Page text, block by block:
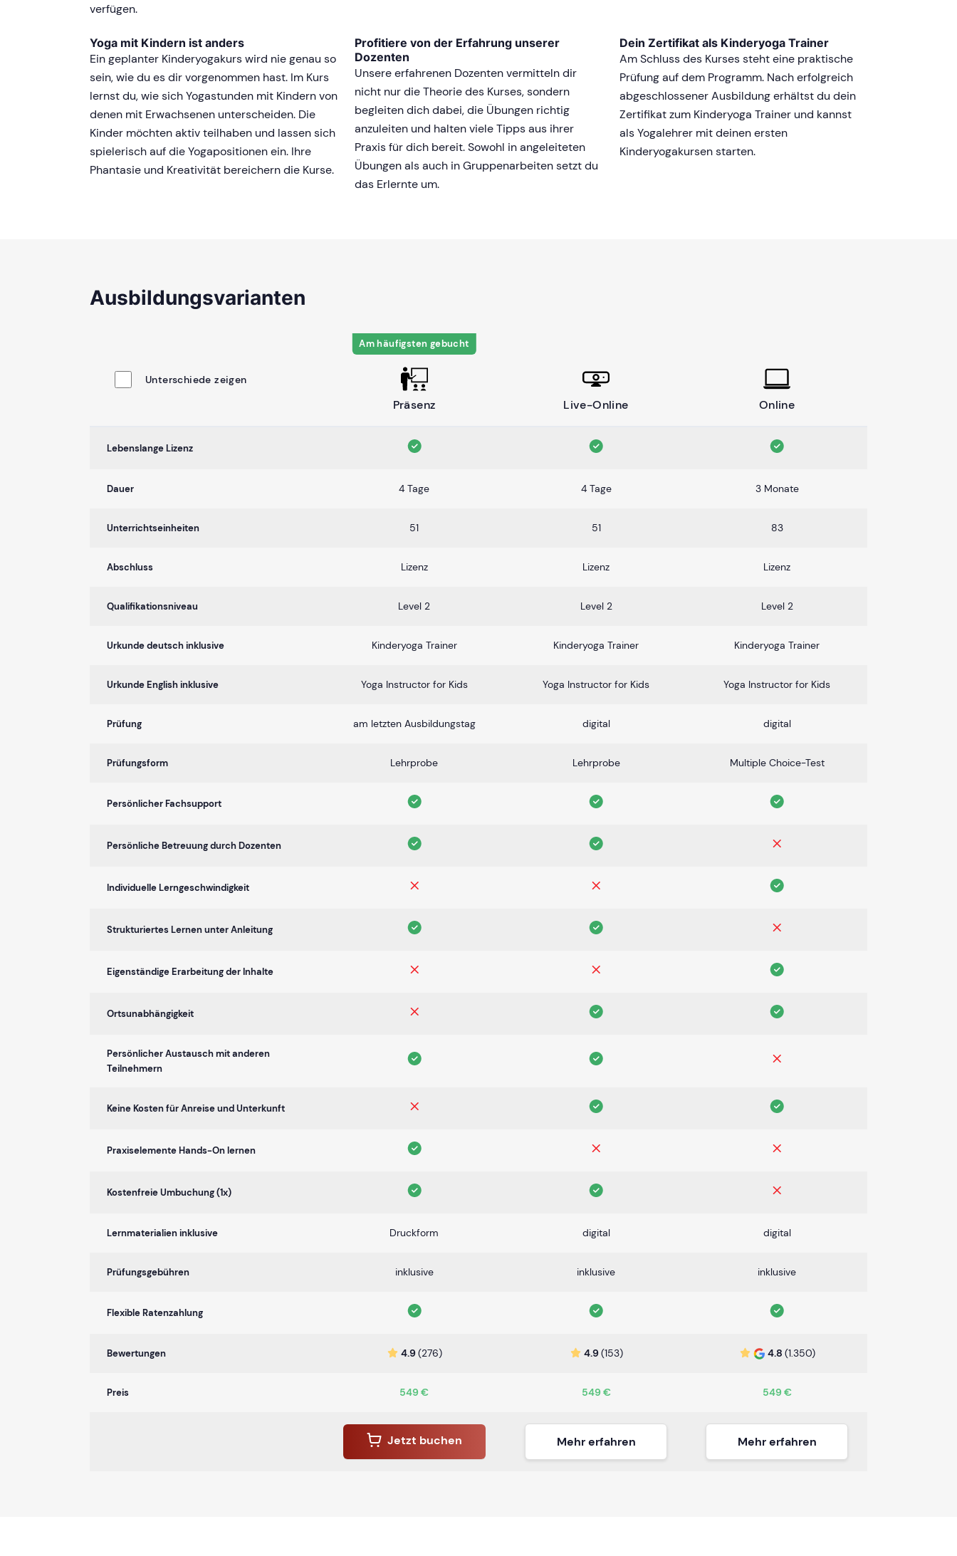
verfügen.
Yoga mit Kindern ist anders
Ein geplanter Kinderyogakurs wird nie genau so
sein, wie du es dir vorgenommen hast. Im Kurs
lernst du, wie sich Yogastunden mit Kindern von
denen mit Erwachsenen unterscheiden. Die
Kinder möchten aktiv teilhaben und lassen sich
spielerisch auf die Yogapositionen ein. Ihre
Phantasie und Kreativität bereichern die Kurse.
Profitiere von der Erfahrung unserer
Dozenten
Unsere erfahrenen Dozenten vermitteln dir
nicht nur die Theorie des Kurses, sondern
begleiten dich dabei, die Übungen richtig
anzuleiten und halten viele Tipps aus ihrer
Praxis für dich bereit. Sowohl in angeleiteten
Übungen als auch in Gruppenarbeiten setzt du
das Erlernte um.
Dein Zertifikat als Kinderyoga Trainer
Am Schluss des Kurses steht eine praktische
Prüfung auf dem Programm. Nach erfolgreich
abgeschlossener Ausbildung erhältst du dein
Zertifikat zum Kinderyoga Trainer und kannst
als Yogalehrer mit deinen ersten
Kinderyogakursen starten.
Ausbildungsvarianten
Unterschiede zeigen
Präsenz
Am häufigsten gebucht
Live-Online Online
Lebenslange Lizenz
Dauer 4 Tage 4 Tage 3 Monate
Unterrichtseinheiten 51 51 83
Abschluss Lizenz Lizenz Lizenz
Qualifikationsniveau Level 2 Level 2 Level 2
Urkunde deutsch inklusive Kinderyoga Trainer Kinderyoga Trainer Kinderyoga Trainer
Urkunde English inklusive Yoga Instructor for Kids Yoga Instructor for Kids Yoga Instructor for Kids
Prüfung am letzten Ausbildungstag digital digital
Prüfungsform Lehrprobe Lehrprobe Multiple Choice-Test
Persönlicher Fachsupport
Persönliche Betreuung durch Dozenten
Individuelle Lerngeschwindigkeit
Strukturiertes Lernen unter Anleitung
Eigenständige Erarbeitung der Inhalte
Ortsunabhängigkeit
Persönlicher Austausch mit anderen
Teilnehmern
Keine Kosten für Anreise und Unterkunft
Praxiselemente Hands-On lernen
Kostenfreie Umbuchung (1x)
Lernmaterialien inklusive Druckform digital digital
Prüfungsgebühren inklusive inklusive inklusive
Flexible Ratenzahlung
Bewertungen 4.9(276) 4.9(153) 4.8 (1.350)
Preis 549 € 549 € 549 €
Jetzt buchen Mehr erfahren Mehr erfahren